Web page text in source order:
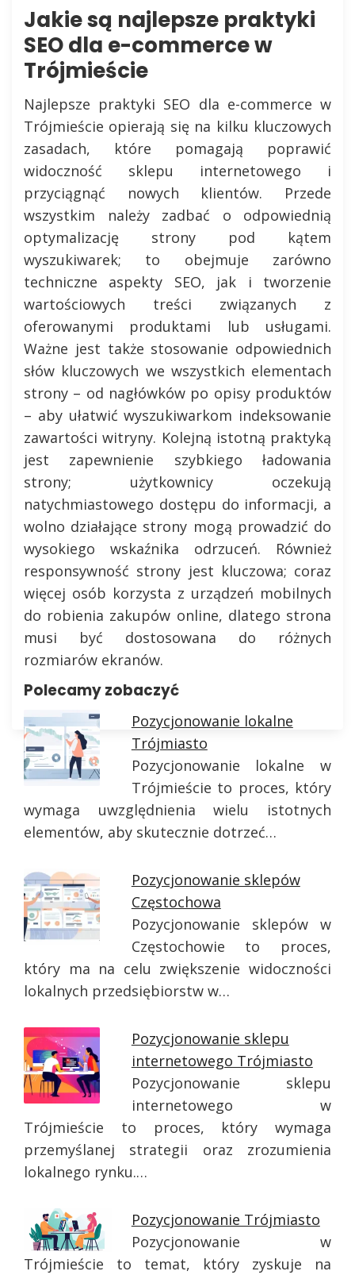
Jakie są najlepsze praktyki
SEO dla e-commerce w
Trójmieście
Najlepsze praktyki SEO dla e-commerce w
Trójmieście opierają się na kilku kluczowych
zasadach, które pomagają poprawić
widoczność sklepu internetowego i
przyciągnąć nowych klientów. Przede
wszystkim należy zadbać o odpowiednią
optymalizację strony pod kątem
wyszukiwarek; to obejmuje zarówno
techniczne aspekty SEO, jak i tworzenie
wartościowych treści związanych z
oferowanymi produktami lub usługami.
Ważne jest także stosowanie odpowiednich
słów kluczowych we wszystkich elementach
strony – od nagłówków po opisy produktów
– aby ułatwić wyszukiwarkom indeksowanie
zawartości witryny. Kolejną istotną praktyką
jest zapewnienie szybkiego ładowania
strony; użytkownicy oczekują
natychmiastowego dostępu do informacji, a
wolno działające strony mogą prowadzić do
wysokiego wskaźnika odrzuceń. Również
responsywność strony jest kluczowa; coraz
więcej osób korzysta z urządzeń mobilnych
do robienia zakupów online, dlatego strona
musi być dostosowana do różnych
rozmiarów ekranów.
Polecamy zobaczyć
Pozycjonowanie lokalne
Trójmiasto
Pozycjonowanie lokalne w
Trójmieście to proces, który
wymaga uwzględnienia wielu istotnych
elementów, aby skutecznie dotrzeć…
Pozycjonowanie sklepów
Częstochowa
Pozycjonowanie sklepów w
Częstochowie to proces,
który ma na celu zwiększenie widoczności
lokalnych przedsiębiorstw w…
Pozycjonowanie sklepu
internetowego Trójmiasto
Pozycjonowanie sklepu
internetowego w
Trójmieście to proces, który wymaga
przemyślanej strategii oraz zrozumienia
lokalnego rynku.…
Pozycjonowanie Trójmiasto
Pozycjonowanie w
Trójmieście to temat, który zyskuje na